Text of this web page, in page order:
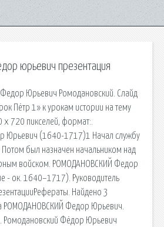
юрьевич презентация
Юрьевич Ромодановский. Слайд
Пётр 1» к урокам истории на тему
720 пикселей, формат:.
Юрьевич (1640-1717)1 Начал службу
был назначен начальником над
войском. РОМОДАНОВСКИЙ Федор
- ок. 1640–1717). Руководитель
Найдено 3
РОМОДАНОВСКИЙ Федор Юрьевич.
Ромодановский Фёдор Юрьевич